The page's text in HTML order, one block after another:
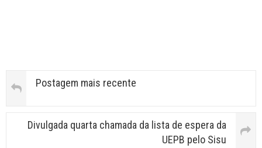
Postagem mais recente
Divulgada quarta chamada da lista de espera da
UEPB pelo Sisu